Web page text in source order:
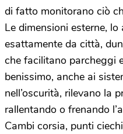
di fatto monitorano ciò
Le dimensioni esterne,
esattamente da città,
che facilitano parcheggi
benissimo, anche ai
nell’oscurità, rilevano la
rallentando o frenando
Cambi corsia, punti